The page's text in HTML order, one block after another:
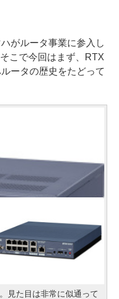
がルータ事業に参入し
こで今回はまず、RTX
ータの歴史をたどって
見た目は非常に似通って